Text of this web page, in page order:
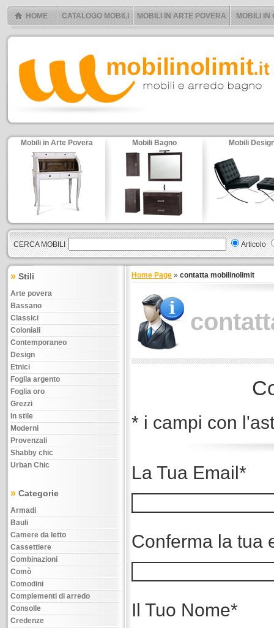
HOME CATALOGO MOBILI MOBILI IN ARTE POVERA MOBILI IN
Mobili in Arte Povera Mobili Bagno Mobili
CERCA MOBILI Articolo
» Stili
Arte povera
Bassano
Classici
Coloniali
Contemporaneo
Design
Etnici
Foglia argento
Foglia oro
Grezzi
In stile
Moderni
Provenzali
Shabby chic
Urban Chic
» Categorie
Armadi
Bauli
Camere da letto
Cassettiere
Combinazioni
Comò
Comodini
Complementi di arredo
Consolle
Credenze
Home Page » contatta mobilinolimit
* i campi con
La Tua Email*
Conferma la tua
Il Tuo Nome*